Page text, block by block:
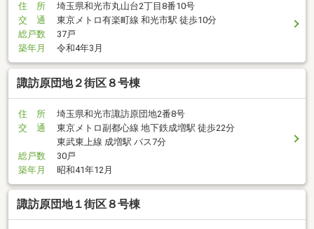
住 所
埼玉県和光市丸山台2丁目8番10号
交 通
東京メトロ有楽町線 和光市駅 徒歩10分
総戸数
37戸
築年月
令和4年3月
諏訪原団地２街区８号棟
住 所
埼玉県和光市諏訪原団地2番8号
交 通
東京メトロ副都心線 地下鉄成増駅 徒歩22分
東武東上線 成増駅 バス7分
総戸数
30戸
築年月
昭和41年12月
諏訪原団地１街区８号棟